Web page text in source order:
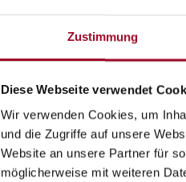
Zustimmung
Diese Webseite verwendet
Wir verwenden Cookies, um
und die Zugriffe auf unsere
Website an unsere Partner für
möglicherweise mit weiteren